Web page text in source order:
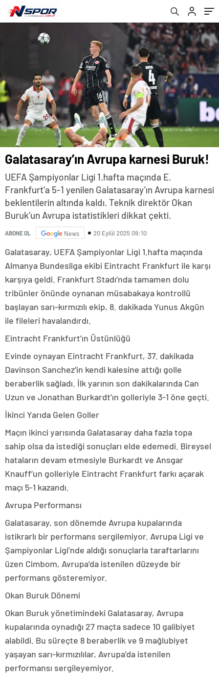
Galatasaray’ın Avrupa karnesi Buruk!
UEFA Şampiyonlar Ligi 1.hafta maçında E.
Frankfurt’a 5-1 yenilen Galatasaray’ın Avrupa karnesi
beklentilerin altında kaldı. Teknik direktör Okan
Buruk’un Avrupa istatistikleri dikkat çekti.
ABONE OL News 20 Eylül 2025 09:10
Galatasaray, UEFA Şampiyonlar Ligi 1.hafta maçında
Almanya Bundesliga ekibi Eintracht Frankfurt ile karşı
karşıya geldi. Frankfurt Stadı’nda tamamen dolu
tribünler önünde oynanan müsabakaya kontrollü
başlayan sarı-kırmızılı ekip, 8. dakikada Yunus Akgün
ile fileleri havalandırdı.
Eintracht Frankfurt’ın Üstünlüğü
Evinde oynayan Eintracht Frankfurt, 37. dakikada
Davinson Sanchez’in kendi kalesine attığı golle
beraberlik sağladı. İlk yarının son dakikalarında Can
Uzun ve Jonathan Burkardt’ın golleriyle 3-1 öne geçti.
İkinci Yarıda Gelen Goller
Maçın ikinci yarısında Galatasaray daha fazla topa
sahip olsa da istediği sonuçları elde edemedi. Bireysel
hataların devam etmesiyle Burkardt ve Ansgar
Knauff’un golleriyle Eintracht Frankfurt farkı açarak
maçı 5-1 kazandı.
Avrupa Performansı
Galatasaray, son dönemde Avrupa kupalarında
istikrarlı bir performans sergilemiyor. Avrupa Ligi ve
Şampiyonlar Ligi’nde aldığı sonuçlarla taraftarlarını
üzen Cimbom, Avrupa’da istenilen düzeyde bir
performans gösteremiyor.
Okan Buruk Dönemi
Okan Buruk yönetimindeki Galatasaray, Avrupa
kupalarında oynadığı 27 maçta sadece 10 galibiyet
alabildi. Bu süreçte 8 beraberlik ve 9 mağlubiyet
yaşayan sarı-kırmızılılar, Avrupa’da istenilen
performansı sergileyemiyor.
Kanalı!